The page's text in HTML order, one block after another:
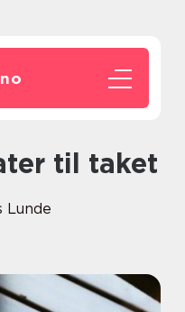
no
til taket
Lunde